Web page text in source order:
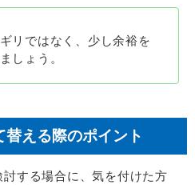
リではなく、少し余裕を
しょう。
替える際のポイント
する場合に、気を付けた方